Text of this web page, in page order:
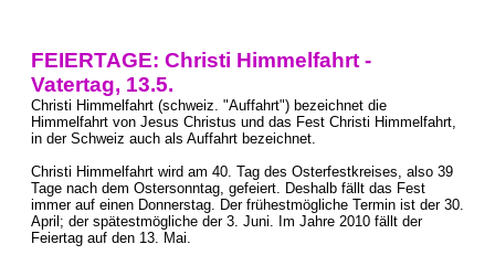
FEIERTAGE: Christi Himmelfahrt -
Vatertag, 13.5.
Christi Himmelfahrt (schweiz. "Auffahrt") bezeichnet die
Himmelfahrt von Jesus Christus und das Fest Christi Himmelfahrt,
in der Schweiz auch als Auffahrt bezeichnet.
Christi Himmelfahrt wird am 40. Tag des Osterfestkreises, also 39
Tage nach dem Ostersonntag, gefeiert. Deshalb fällt das Fest
immer auf einen Donnerstag. Der frühestmögliche Termin ist der 30.
April; der spätestmögliche der 3. Juni. Im Jahre 2010 fällt der
Feiertag auf den 13. Mai.